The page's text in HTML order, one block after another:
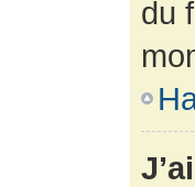
du